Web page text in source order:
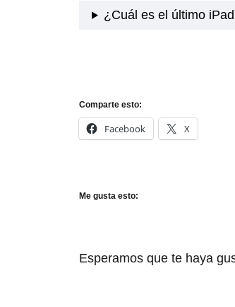
¿Cuál es el último
Comparte esto:
Facebook X
Me gusta esto:
Esperamos que te haya